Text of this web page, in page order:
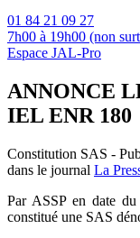
01 84 21 09 27
7h00 à 19h00 (non
Espace JAL-Pro
ANNONCE
IEL ENR 180
Constitution SAS -
dans le journal La
Par ASSP en date
constitué une SAS